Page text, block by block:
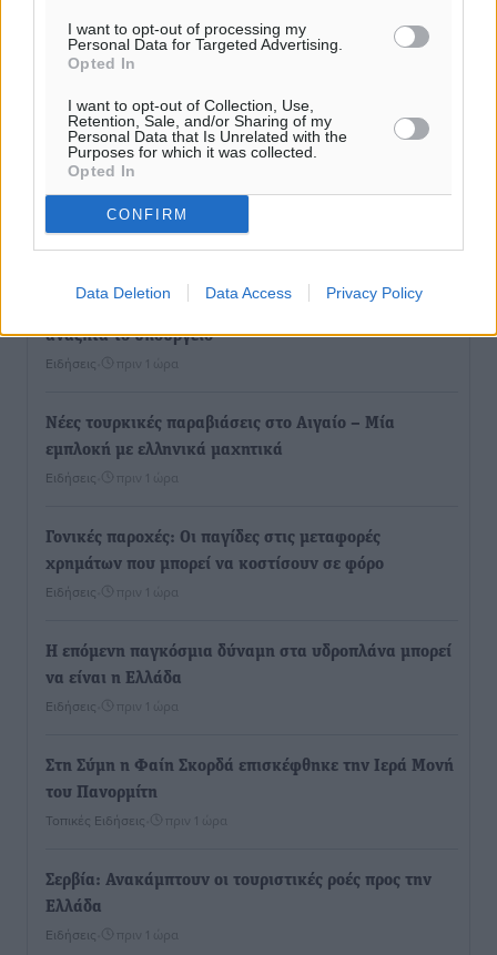
I want to opt-out of processing my
Personal Data for Targeted Advertising.
Opted In
I want to opt-out of Collection, Use,
Retention, Sale, and/or Sharing of my
Personal Data that Is Unrelated with the
Purposes for which it was collected.
Opted In
CONFIRM
Data Deletion Data Access Privacy Policy
Ροή ειδήσεων
«Στέρεψε» η αγορά από πινακίδες κυκλοφορίας:
αναζητά το υπουργείο
Ειδήσεις πριν 1 ώρα
Νέες τουρκικές παραβιάσεις στο Αιγαίο – Μία
εμπλοκή με ελληνικά μαχητικά
Ειδήσεις πριν 1 ώρα
Γονικές παροχές: Οι παγίδες στις μεταφορές
χρημάτων που μπορεί να κοστίσουν σε φόρο
Ειδήσεις πριν 1 ώρα
Η επόμενη παγκόσμια δύναμη στα υδροπλάνα μπορεί
να είναι η Ελλάδα
Ειδήσεις πριν 1 ώρα
Στη Σύμη η Φαίη Σκορδά επισκέφθηκε την Ιερά Μονή
του Πανορμίτη
Τοπικές Ειδήσεις πριν 1 ώρα
Σερβία: Ανακάμπτουν οι τουριστικές ροές προς την
Ελλάδα
Ειδήσεις πριν 1 ώρα